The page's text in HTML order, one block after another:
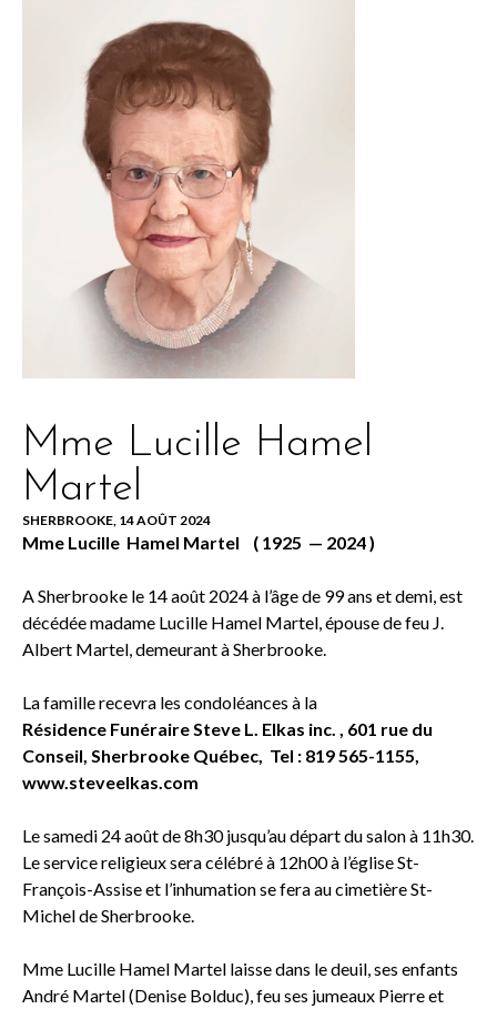
Mme Lucille Hamel
Martel
SHERBROOKE, 14 AOÛT 2024
Mme Lucille Hamel Martel ( 1925 — 2024 )
A Sherbrooke le 14 août 2024 à l’âge de 99 ans et demi, est
décédée madame Lucille Hamel Martel, épouse de feu J.
Albert Martel, demeurant à Sherbrooke.
La famille recevra les condoléances à la
Résidence Funéraire Steve L. Elkas inc. , 601 rue du
Conseil, Sherbrooke Québec, Tel : 819 565-1155,
www.steveelkas.com
Le samedi 24 août de 8h30 jusqu’au départ du salon à 11h30.
Le service religieux sera célébré à 12h00 à l’église St-
François-Assise et l’inhumation se fera au cimetière St-
Michel de Sherbrooke.
Mme Lucille Hamel Martel laisse dans le deuil, ses enfants
André Martel (Denise Bolduc), feu ses jumeaux Pierre et